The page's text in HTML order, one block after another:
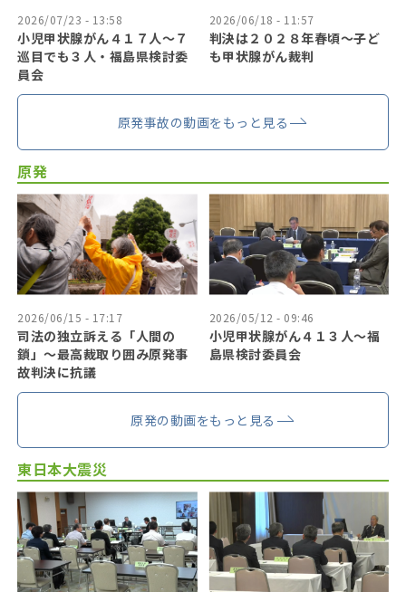
2026/07/23 - 13:58
小児甲状腺がん４１７人〜７
巡目でも３人・福島県検討委
員会
2026/06/18 - 11:57
判決は２０２８年春頃〜子ど
も甲状腺がん裁判
原発事故の動画をもっと見る
原発
2026/06/15 - 17:17
司法の独立訴える「人間の
鎖」〜最高裁取り囲み原発事
故判決に抗議
2026/05/12 - 09:46
小児甲状腺がん４１３人〜福
島県検討委員会
原発の動画をもっと見る
東日本大震災